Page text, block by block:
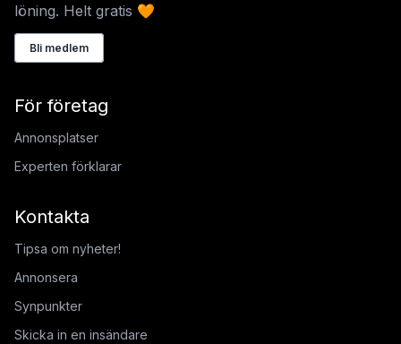
löning. Helt gratis 🧡
Bli medlem
För företag
Annonsplatser
Experten förklarar
Kontakta
Tipsa om nyheter!
Annonsera
Synpunkter
Skicka in en insändare